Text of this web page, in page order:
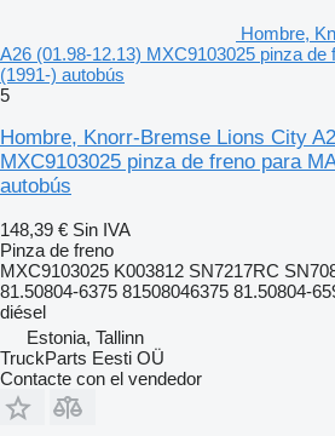
Hombre,
A26 (01.98-12.13) MXC9103025 pinza
(1991-) autobús
5
Hombre, Knorr-Bremse Lions City
MXC9103025 pinza de freno para
autobús
148,39 € Sin IVA
Pinza de freno
MXC9103025 K003812 SN7217RC
81.50804-6375 81508046375 81.50804-
diésel
Estonia, Tallinn
TruckParts Eesti OÜ
Contacte con el vendedor